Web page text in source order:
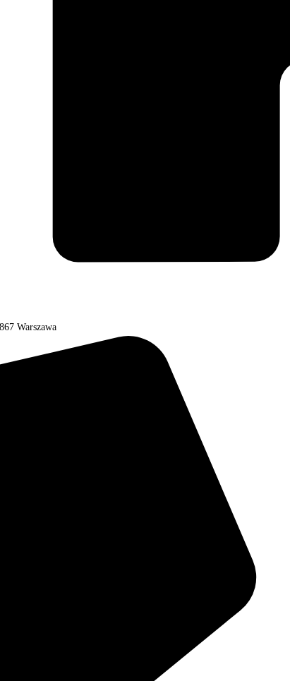
Warszawa